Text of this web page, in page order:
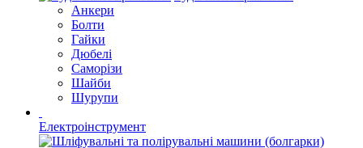
Анкери
Болти
Гайки
Дюбелі
Саморізи
Шайби
Шурупи
Електроінструмент